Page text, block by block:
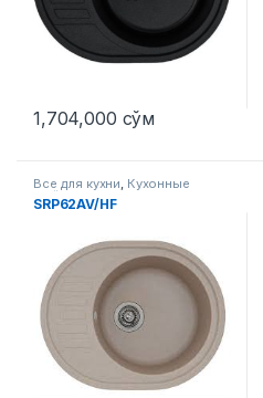
1,704,000 сўм
Все для кухни, Кухонные
мойки
SRP62AV/HF